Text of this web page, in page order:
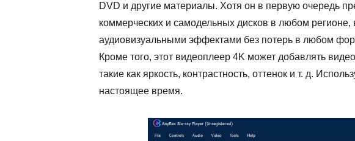
DVD и другие материалы. Хотя он в первую очередь
коммерческих и самодельных дисков в любом
аудиовизуальными эффектами без потерь в любом
Кроме того, этот видеоплеер 4K может добавлять
такие как яркость, контрастность, оттенок и т. д.
настоящее время.